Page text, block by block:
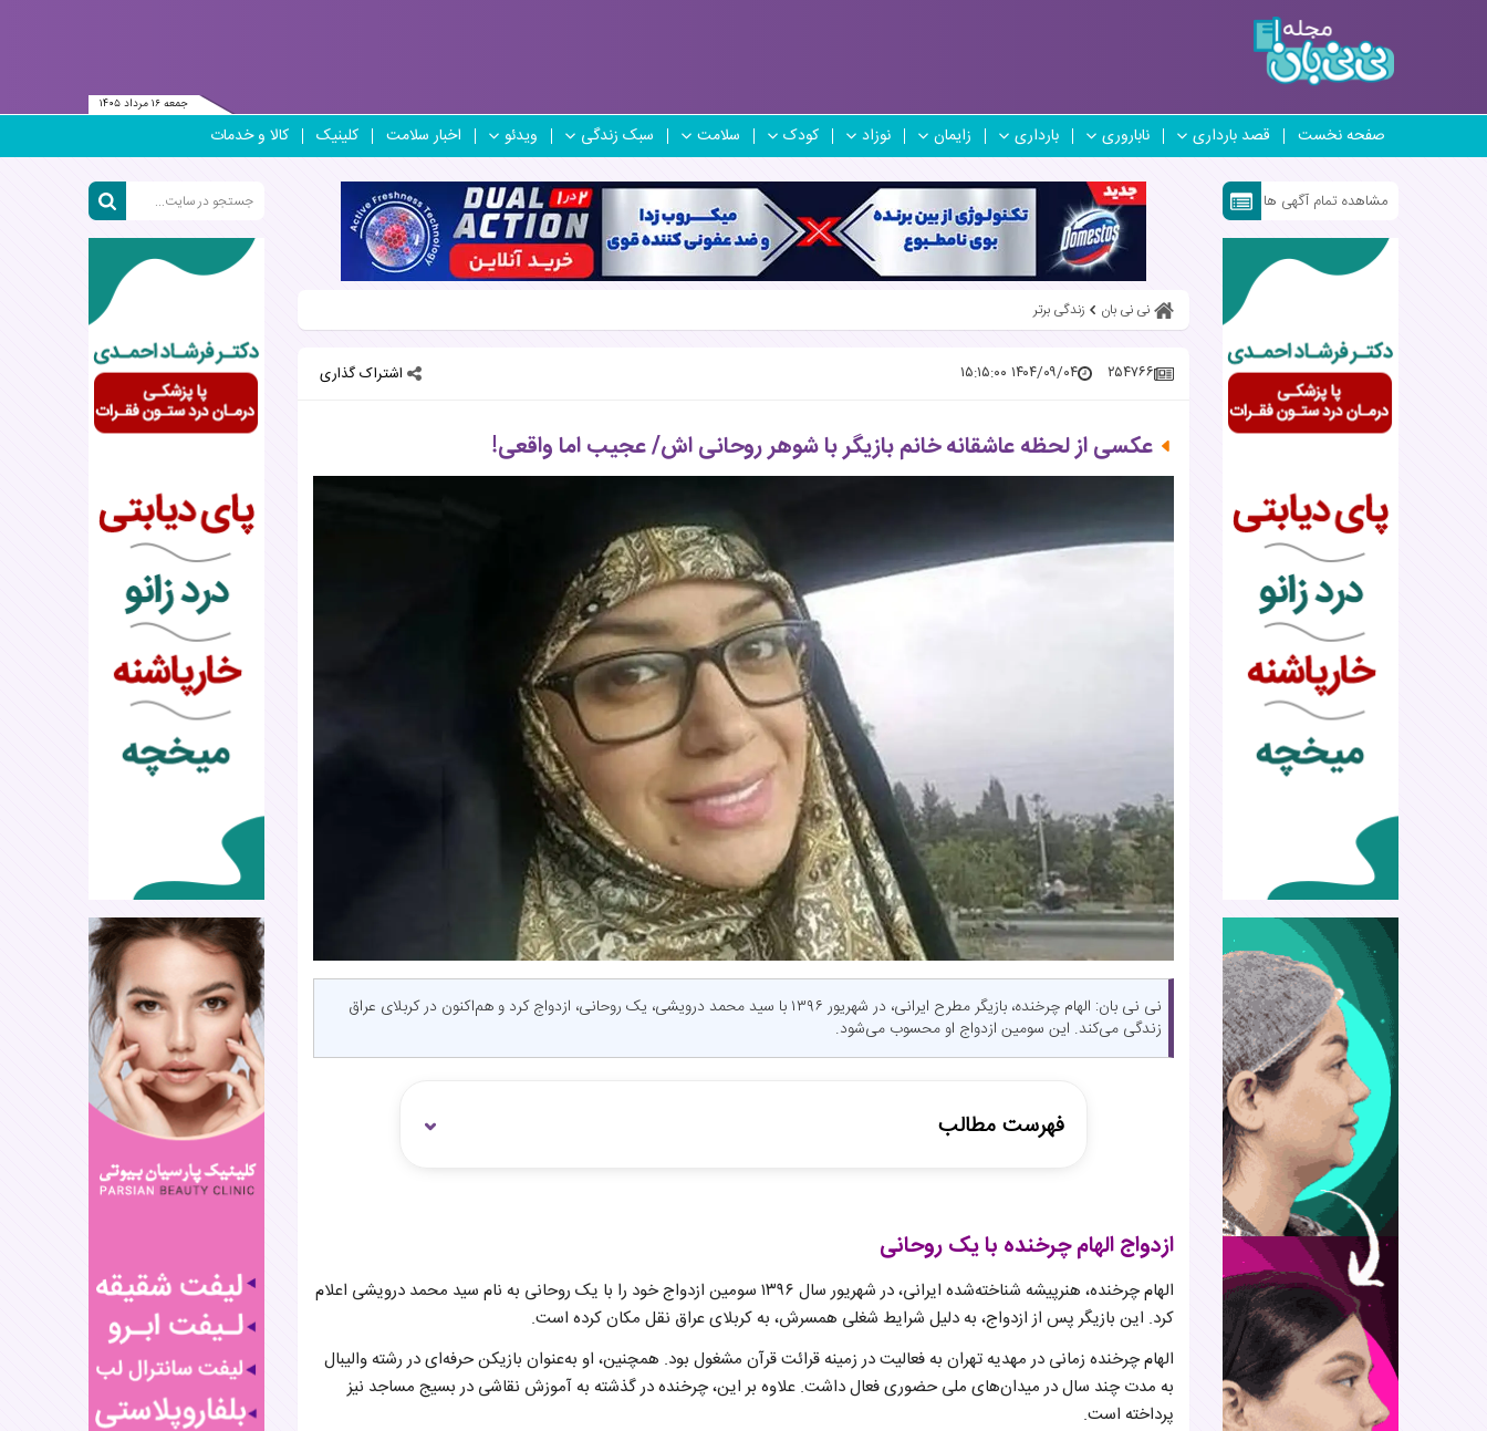
جمعه ۱۶ مرداد ۱۴۰۵
صفحه نخست قصد بارداری ناباروری بارداری زایمان نوزاد کودک سلامت سبک زندگی ویدئو اخبار سلامت کلینیک کالا و خدمات
مشاهده تمام آگهی ها
نی نی بان زندگی برتر
۲۵۴۷۶۶ ۱۴۰۴/۰۹/۰۴ ۱۵:۱۵:۰۰ اشتراک گذاری
عکسی از لحظه عاشقانه خانم بازیگر با شوهر روحانی اش/ عجیب اما واقعی!
نی نی بان: الهام چرخنده، بازیگر مطرح ایرانی، در شهریور ۱۳۹۶ با سید محمد درویشی، یک روحانی، ازدواج کرد و هم‌اکنون در کربلای عراق
زندگی می‌کند. این سومین ازدواج او محسوب می‌شود.
فهرست مطالب
تغییر حجاب و فعالیت برای ترویج چادر
ازدواج الهام چرخنده با یک روحانی
الهام چرخنده، هنرپیشه شناخته‌شده ایرانی، در شهریور سال ۱۳۹۶ سومین ازدواج خود را با یک روحانی به نام سید محمد درویشی اعلام
کرد. این بازیگر پس از ازدواج، به دلیل شرایط شغلی همسرش، به کربلای عراق نقل مکان کرده است.
الهام چرخنده زمانی در مهدیه تهران به فعالیت در زمینه قرائت قرآن مشغول بود. همچنین، او به‌عنوان بازیکن حرفه‌ای در رشته والیبال
به مدت چند سال در میدان‌های ملی حضوری فعال داشت. علاوه بر این، چرخنده در گذشته به آموزش نقاشی در بسیج مساجد نیز
پرداخته است.